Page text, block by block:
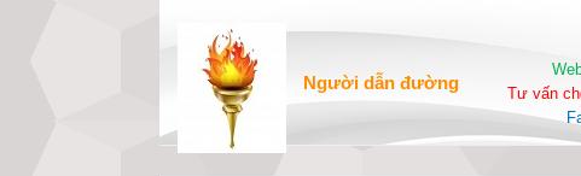
Người dẫn đường
Tư vấn